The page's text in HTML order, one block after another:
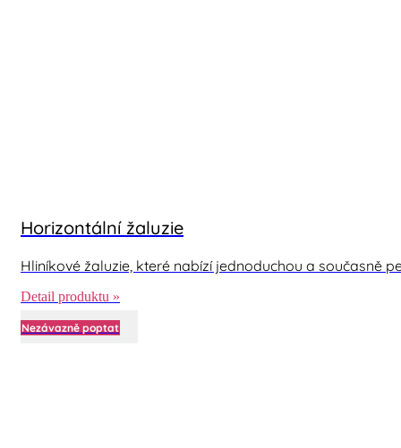
Horizontální žaluzie
Hliníkové žaluzie, které nabízí jednoduchou a současně
Detail produktu »
Nezávazně poptat